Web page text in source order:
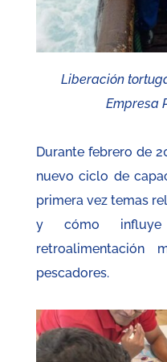
Liberación
Empresa
Durante febrero de
nuevo ciclo de
primera vez temas
y cómo
retroalimentación
pescadores.